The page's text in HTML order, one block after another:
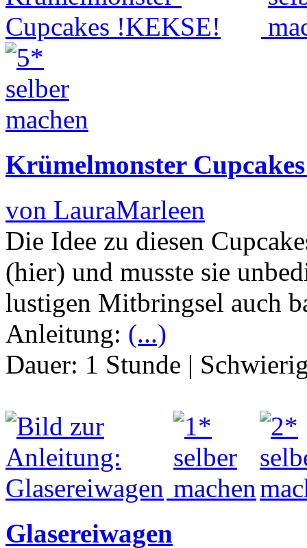
Krümelmonster
von LauraMarleen
Die Idee zu diesen
(hier) und musste sie
lustigen Mitbringsel auch
Anleitung: (...)
Dauer: 1 Stunde |
Glasereiwagen